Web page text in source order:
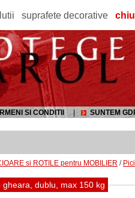
suprafete decorative
SI CONDITII SUNTEM
si ROTILE pentru MOBILIER /
gheara, dublu, max 150 kg